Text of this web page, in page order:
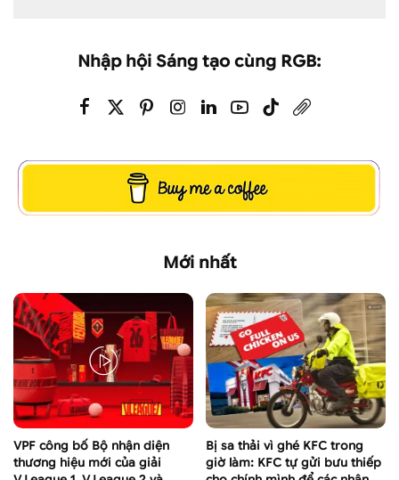
Nhập hội Sáng tạo cùng RGB:
Mới nhất
VPF công bố Bộ nhận diện
thương hiệu mới của giải
Bị sa thải vì ghé KFC trong
giờ làm: KFC tự gửi bưu thiếp